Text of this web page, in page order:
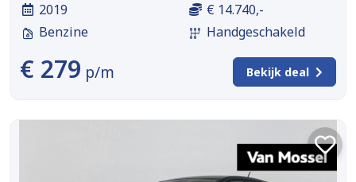
2019
Benzine
€ 14.740,-
Handgeschakeld
€ 279 p/m Bekijk deal